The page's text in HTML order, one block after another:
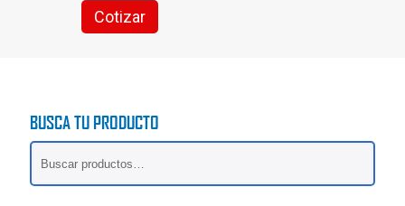
Cotizar
BUSCA TU PRODUCTO